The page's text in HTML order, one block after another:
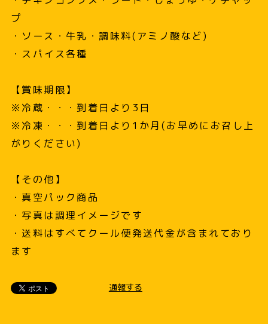
プ
・ソース・牛乳・調味料(アミノ酸など)
・スパイス各種
【賞味期限】
※冷蔵・・・到着日より3日
※冷凍・・・到着日より1か月(お早めにお召し上
がりください)
【その他】
・真空パック商品
・写真は調理イメージです
・送料はすべてクール便発送代金が含まれており
ます
通報する